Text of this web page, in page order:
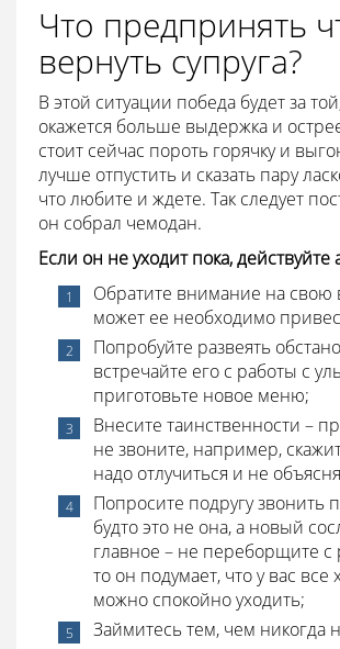
Что предпринять
вернуть
В этой ситуации победа будет за
окажется больше выдержка и
стоит сейчас пороть горячку и
лучше отпустить и сказать пару
что любите и ждете. Так следует
он собрал чемодан.
Если он не уходит пока, действуйте
Обратите внимание на свою
может ее необходимо
Попробуйте развеять
встречайте его с работы с
приготовьте новое меню;
Внесите таинственности –
не звоните, например,
надо отлучиться и не
Попросите подругу звонить
будто это не она, а новый
главное – не переборщите с
то он подумает, что у вас
можно спокойно уходить;
Займитесь тем, чем никогда